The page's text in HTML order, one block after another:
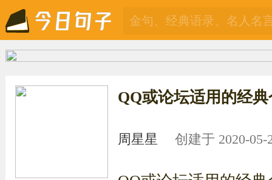
QQ或论坛适用的经
周星星 创建于 2020-05-